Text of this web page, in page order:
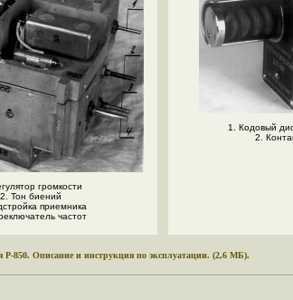
громкости
2. Тон биений
приемника
частот
1. Кодовый
2.
Р-850. Описание и инструкция по эксплуатации. (2,6 МБ).